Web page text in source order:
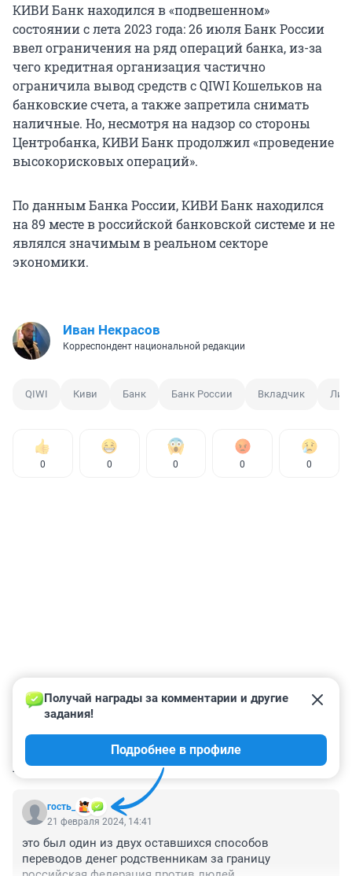
КИВИ Банк находился в «подвешенном»
состоянии с лета 2023 года: 26 июля Банк России
ввел ограничения на ряд операций банка, из-за
чего кредитная организация частично
ограничила вывод средств с QIWI Кошельков на
банковские счета, а также запретила снимать
наличные. Но, несмотря на надзор со стороны
Центробанка, КИВИ Банк продолжил «проведение
высокорисковых операций».
По данным Банка России, КИВИ Банк находился
на 89 месте в российской банковской системе и не
являлся значимым в реальном секторе
экономики.
Иван Некрасов
Корреспондент национальной редакции
QIWI Киви Банк Банк России Вкладчик
0 0 0 0 0
КОММЕНТАРИИ 4
гость_
Получай награды за комментарии и другие
задания!
Подробнее в профиле
21 февраля 2024, 14:41
это был один из двух оставшихся способов
переводов денег родственникам за границу